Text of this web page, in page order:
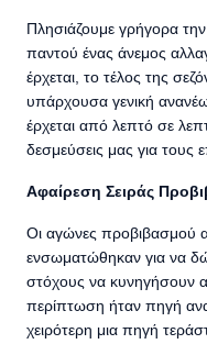
Πλησιάζουμε γρήγορα
παντού ένας άνεμος
έρχεται, το τέλος της
υπάρχουσα γενική
έρχεται από λεπτό σε
δεσμεύσεις μας για τους
Αφαίρεση Σειράς
Οι αγώνες προβιβασμού
ενσωματώθηκαν για να
στόχους να κυνηγήσουν
περίπτωση ήταν πηγή
χειρότερη μια πηγή